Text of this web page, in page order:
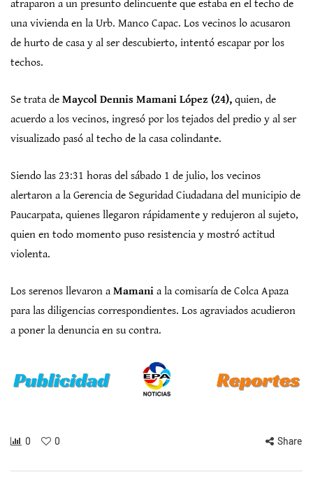
atraparon a un presunto delincuente que estaba en el techo de
una vivienda en la Urb. Manco Capac. Los vecinos lo acusaron
de hurto de casa y al ser descubierto, intentó escapar por los
techos.
Se trata de Maycol Dennis Mamani López (24), quien, de
acuerdo a los vecinos, ingresó por los tejados del predio y al ser
visualizado pasó al techo de la casa colindante.
Siendo las 23:31 horas del sábado 1 de julio, los vecinos
alertaron a la Gerencia de Seguridad Ciudadana del municipio de
Paucarpata, quienes llegaron rápidamente y redujeron al sujeto,
quien en todo momento puso resistencia y mostró actitud
violenta.
Los serenos llevaron a Mamani a la comisaría de Colca Apaza
para las diligencias correspondientes. Los agraviados acudieron
a poner la denuncia en su contra.
0 0 Share